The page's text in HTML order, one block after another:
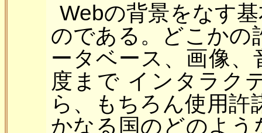
Webの背景をなす
のである。どこかの
ータベース、画像
度まで インタラク
ら、もちろん使用
かなる国のどのよ